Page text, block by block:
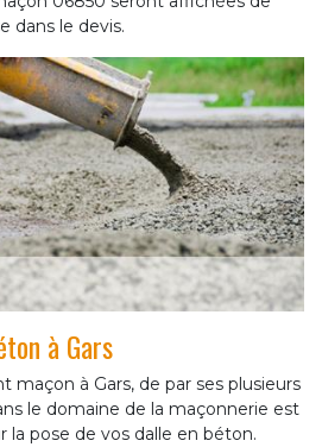
dans le devis.
à Gars
maçon à Gars, de par ses plusieurs
le domaine de la maçonnerie est
la pose de vos dalle en béton.